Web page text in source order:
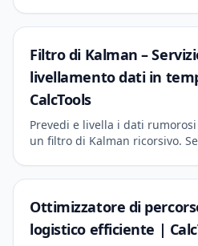
Filtro di Kalman –
livellamento dati in
CalcTools
Prevedi e livella i dati
un filtro di Kalman ricorsivo.
Ottimizzatore di
logistico efficiente |